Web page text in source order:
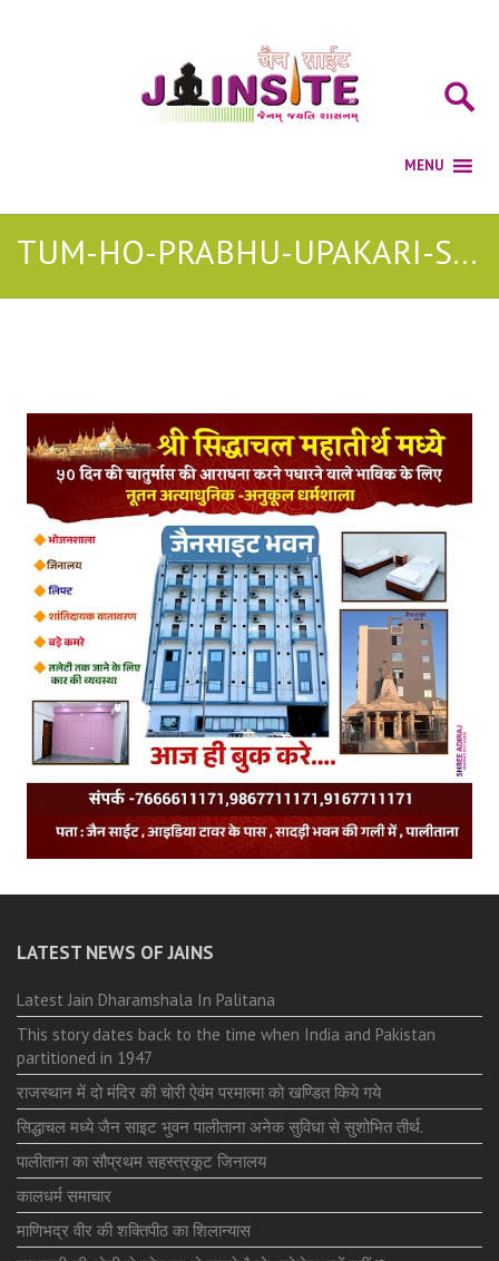
TUM-HO-PRABHU-UPAKARI-SUMATI-JIN JAIN MP3
LATEST NEWS OF JAINS
Latest Jain Dharamshala In Palitana
This story dates back to the time when India and Pakistan
partitioned in 1947
राजस्थान में दो मंदिर की चोरी ऐवंम परमात्मा को खण्डित किये गये
सिद्धाचल मध्ये जैन साइट भुवन पालीताना अनेक सुविधा से सुशोभित तीर्थ.
पालीताना का सौप्रथम सहस्त्रकूट जिनालय
कालधर्म समाचार
माणिभद्र वीर की शक्तिपीठ का शिलान्यास